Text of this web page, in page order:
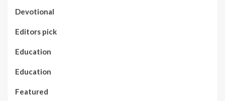
Devotional
Editors pick
Education
Education
Featured